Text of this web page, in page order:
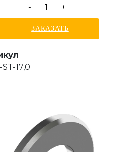
-
+
ЗАКАЗАТЬ
17,0